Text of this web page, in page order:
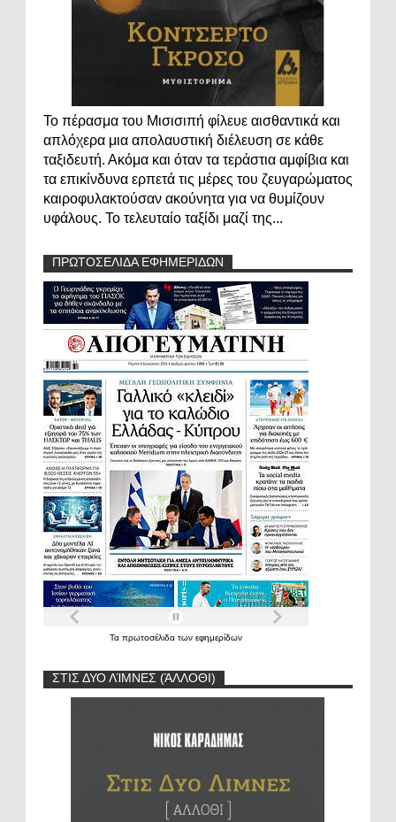
Το πέρασμα του Μισισιπή φίλευε αισθαντικά και
απλόχερα μια απολαυστική διέλευση σε κάθε
ταξιδευτή. Ακόμα και όταν τα τεράστια αμφίβια και
τα επικίνδυνα ερπετά τις μέρες του ζευγαρώματος
καιροφυλακτούσαν ακούνητα για να θυμίζουν
υφάλους. Το τελευταίο ταξίδι μαζί της...
ΠΡΩΤΟΣΕΛΙΔΑ ΕΦΗΜΕΡΙΔΩΝ
Τα πρωτοσέλιδα των εφημερίδων
ΣΤΙΣ ΔΥΟ ΛΊΜΝΕΣ (ΆΛΛΟΘΙ)